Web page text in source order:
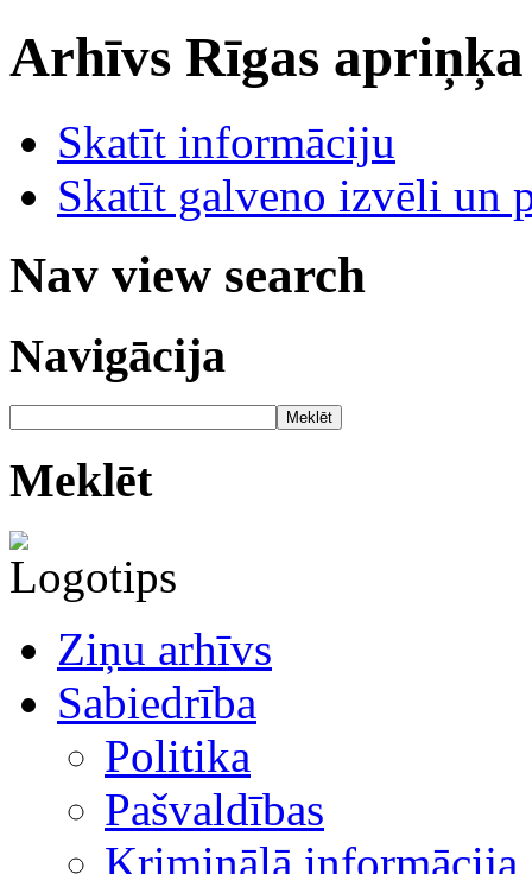
Arhīvs Rīgas
Skatīt informāciju
Skatīt galveno izvēli un
Nav view search
Navigācija
Meklēt
Meklēt
Ziņu arhīvs
Sabiedrība
Politika
Pašvaldības
Kriminālā informācija